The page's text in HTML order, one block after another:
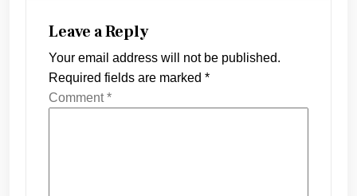
Leave a Reply
Your email address will not be published.
Required fields are marked *
Comment*